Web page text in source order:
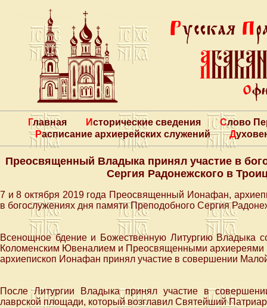
Главная Исторические сведения
Слово
Расписание архиерейских служений
Преосвященный Владыка принял участие в
Сергия Радонежского в
7 и 8 октября 2019 года Преосвященный Ионафан,
в богослужениях дня памяти Преподобного Сергия
Всенощное бдение и Божественную Литургию Владыка
Коломенским Ювеналием и Преосвященными архиереями
архиепископ Ионафан принял участие в совершении
После Литургии Владыка принял участие в
лаврской площади, который возглавил Святейший